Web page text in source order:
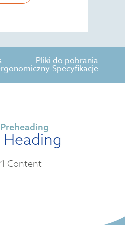
Pliki do pobrania
Specyfikacje
Preheading
Heading
Content